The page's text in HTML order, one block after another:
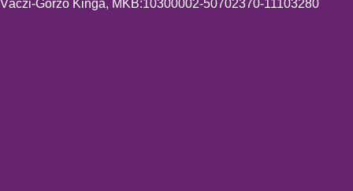
Váczi-Gorzó Kinga, MKB:10300002-50702370-11103280